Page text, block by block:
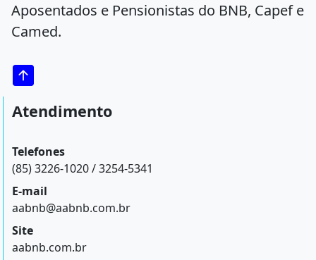
Aposentados e Pensionistas do BNB, Capef e
Camed.
Atendimento
Telefones
(85) 3226-1020 / 3254-5341
E-mail
aabnb@aabnb.com.br
Site
aabnb.com.br